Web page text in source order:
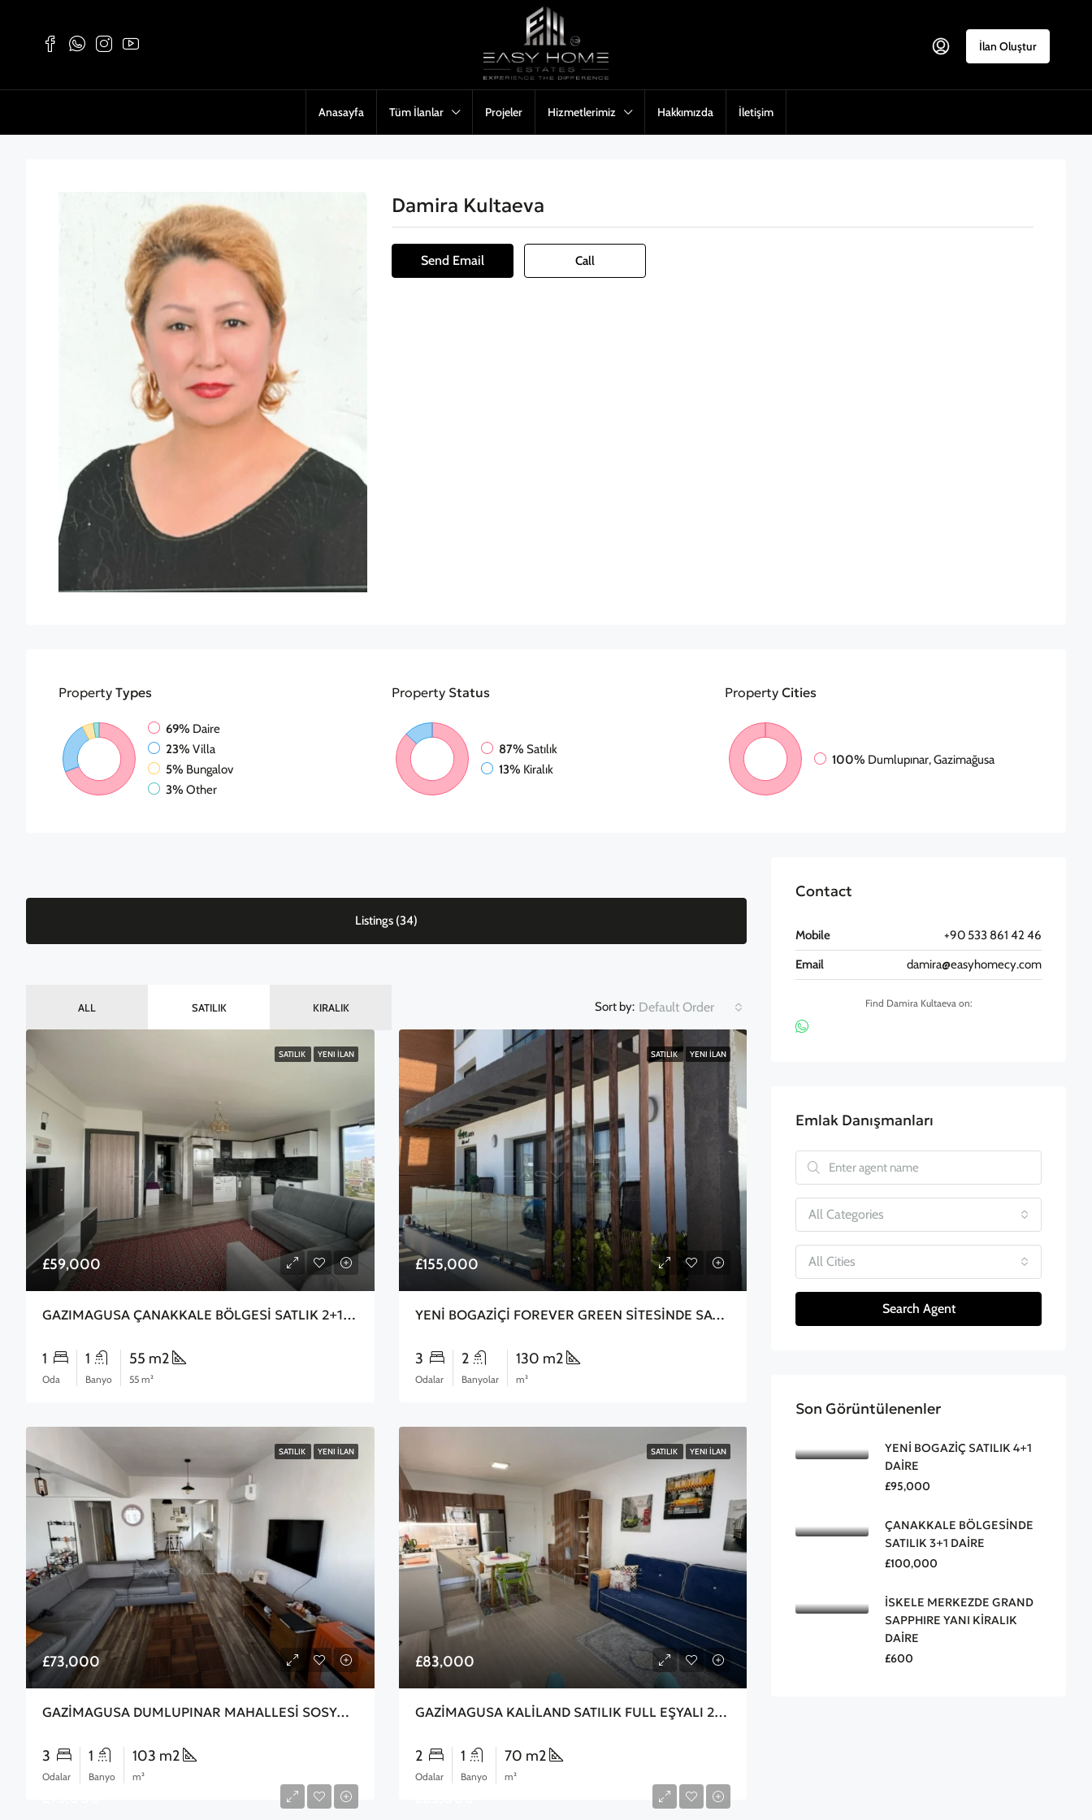
İlan Oluştur
Anasayfa Tüm İlanlar Projeler Hizmetlerimiz Hakkımızda İletişim
Damira Kultaeva
Send Email Call
Property Types
69% Daire
23% Villa
5% Bungalov
3% Other
Property Status
87% Satılık
13% Kiralık
Property Cities
100% Dumlupınar, Gazimağusa
Listings (34)
ALL SATILIK KIRALIK Sort by: Default Order
SATILIK YENI İLAN
£59,000
GAZIMAGUSA ÇANAKKALE BÖLGESİ SATLIK 2+1 DAİRE
1
Oda
1
Banyo
55 m2
55 m²
SATILIK YENI İLAN
£155,000
YENİ BOGAZİÇİ FOREVER GREEN SİTESİNDE SATILIK 3+1 BAHÇELİ DAİRE
3
Odalar
2
Banyolar
130 m2
m²
SATILIK YENI İLAN
£73,000
GAZİMAGUSA DUMLUPINAR MAHALLESİ SOSYAL KONUTLARDA SATILIK FULL EŞYALI 3+1 DAİRE
3
Odalar
1
Banyo
103 m2
m²
SATILIK YENI İLAN
£83,000
GAZİMAGUSA KALİLAND SATILIK FULL EŞYALI 2+1 DAİRE
2
Odalar
1
Banyo
70 m2
m²
Contact
Mobile
+90 533 861 42 46
Email
damira@easyhomecy.com
Find Damira Kultaeva on:
Emlak Danışmanları
All Categories
All Cities
Search Agent
Son Görüntülenenler
YENİ BOGAZİÇ SATILIK 4+1
DAİRE
£95,000
ÇANAKKALE BÖLGESİNDE
SATILIK 3+1 DAİRE
£100,000
İSKELE MERKEZDE GRAND
SAPPHIRE YANI KİRALIK
DAİRE
£600